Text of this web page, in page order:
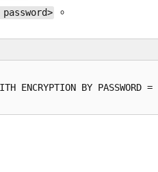
。
ENCRYPTION BY